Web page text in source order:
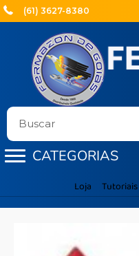
Ir
para
conteúdo
(61) 3627-8380
CATEGORIAS
Loja Tutoriais